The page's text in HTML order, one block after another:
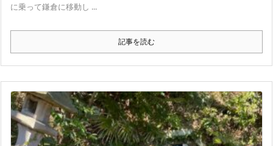
に乗って鎌倉に移動し ...
記事を読む